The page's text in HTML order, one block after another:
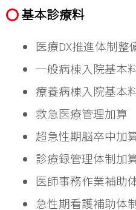
基本診療料
医療DX推進体制整
一般病棟入院基本
救急医療管理加算
超急性期脳卒中加
診療録管理体制加
急性期看護補助体